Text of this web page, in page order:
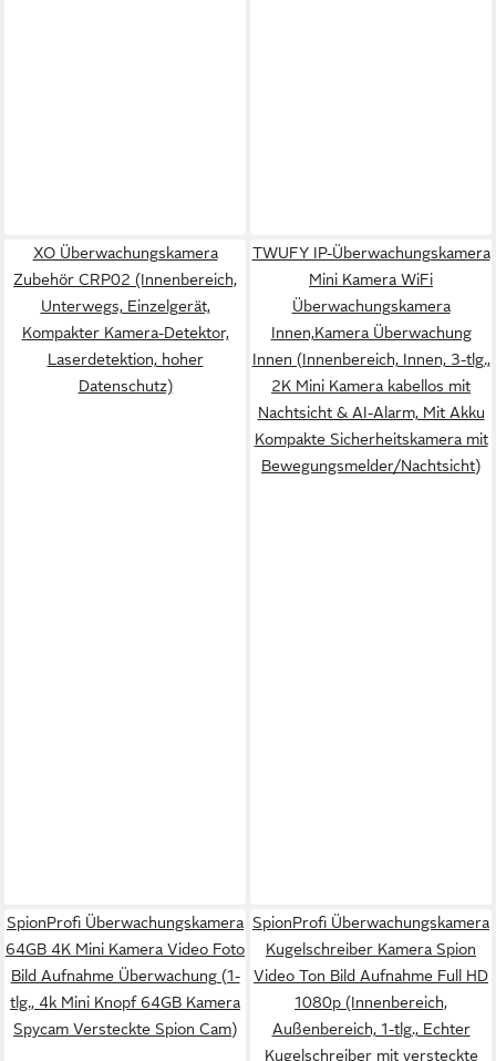
XO Überwachungskamera
Zubehör CRP02 (Innenbereich,
Unterwegs, Einzelgerät,
Kompakter Kamera-Detektor,
Laserdetektion, hoher
Datenschutz)
TWUFY IP-Überwachungskamera
Mini Kamera WiFi
Überwachungskamera
Innen,Kamera Überwachung
Innen (Innenbereich, Innen, 3-tlg.,
2K Mini Kamera kabellos mit
Nachtsicht & AI-Alarm, Mit Akku
Kompakte Sicherheitskamera mit
Bewegungsmelder/Nachtsicht)
SpionProfi Überwachungskamera
64GB 4K Mini Kamera Video Foto
Bild Aufnahme Überwachung (1-
tlg., 4k Mini Knopf 64GB Kamera
Spycam Versteckte Spion Cam)
SpionProfi Überwachungskamera
Kugelschreiber Kamera Spion
Video Ton Bild Aufnahme Full HD
1080p (Innenbereich,
Außenbereich, 1-tlg., Echter
Kugelschreiber mit versteckte